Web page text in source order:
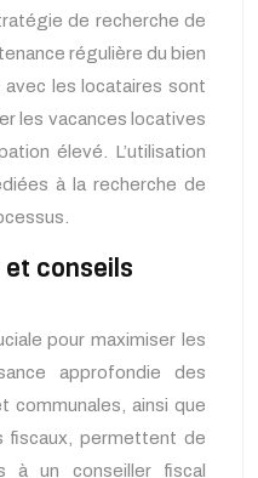
de recherche de
régulière du bien
avec les locataires sont
les vacances locatives
élevé. L’utilisation
à la recherche de
conseils
pour maximiser les
approfondie des
communales, ainsi que
fiscaux, permettent de
à un conseiller fiscal